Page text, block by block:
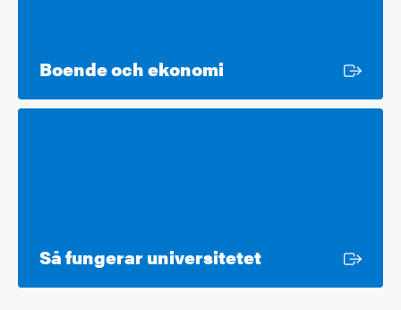
Boende och ekonomi
Så fungerar universitetetExtern länk